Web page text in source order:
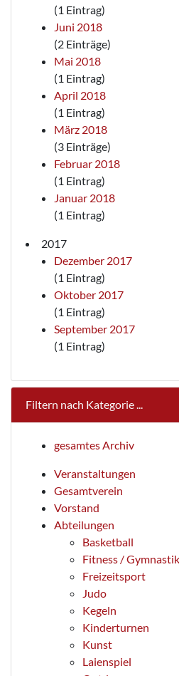
(1 Eintrag)
Juni 2018
(2 Einträge)
Mai 2018
(1 Eintrag)
April 2018
(1 Eintrag)
März 2018
(3 Einträge)
Februar 2018
(1 Eintrag)
Januar 2018
(1 Eintrag)
2017
Dezember 2017
(1 Eintrag)
Oktober 2017
(1 Eintrag)
September 2017
(1 Eintrag)
Filtern nach Kategorie ...
gesamtes Archiv
Veranstaltungen
Gesamtverein
Vorstand
Abteilungen
Basketball
Fitness / Gymnastik
Freizeitsport
Judo
Kegeln
Kinderturnen
Kunst
Laienspiel